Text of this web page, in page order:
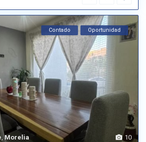
10
,Morelia
Contado Oportunidad